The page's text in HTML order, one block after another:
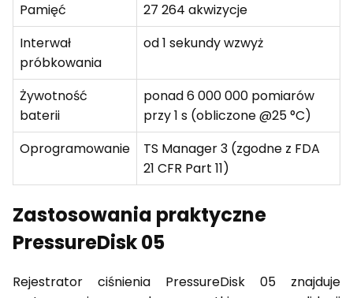
Pamięć
27 264 akwizycje
Interwał
próbkowania
od 1 sekundy wzwyż
Żywotność
baterii
ponad 6 000 000 pomiarów
przy 1 s (obliczone @25 °C)
Oprogramowanie
TS Manager 3 (zgodne z FDA
21 CFR Part 11)
Zastosowania praktyczne
PressureDisk 05
Rejestrator ciśnienia PressureDisk 05 znajduje